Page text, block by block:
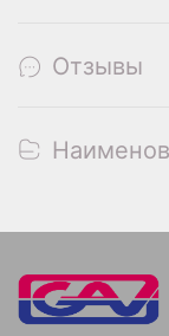
Отзывы